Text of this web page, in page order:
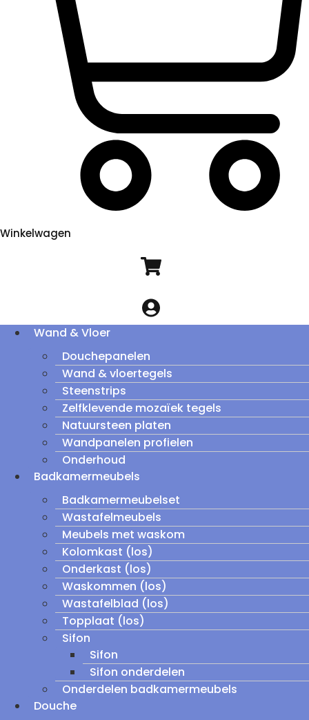
Winkelwagen
Wand & Vloer
Douchepanelen
Wand & vloertegels
Steenstrips
Zelfklevende mozaïek tegels
Natuursteen platen
Wandpanelen profielen
Onderhoud
Badkamermeubels
Badkamermeubelset
Wastafelmeubels
Meubels met waskom
Kolomkast (los)
Onderkast (los)
Waskommen (los)
Wastafelblad (los)
Topplaat (los)
Sifon
Sifon
Sifon onderdelen
Onderdelen badkamermeubels
Douche